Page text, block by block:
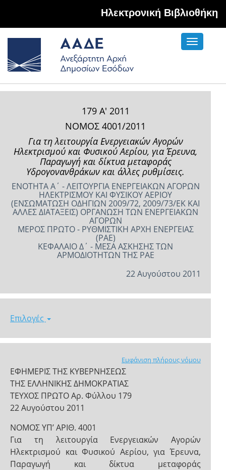
Hλεκτρονική Βιβλιοθήκη
Toggle
179 Α' 2011
ΝΟΜΟΣ 4001/2011
Για τη λειτουργία Ενεργειακών Αγορών
Ηλεκτρισμού και Φυσικού Αερίου, για Έρευνα,
Παραγωγή και δίκτυα μεταφοράς
Υδρογονανθράκων και άλλες ρυθμίσεις.
ΕΝΟΤΗΤΑ Α΄ - ΛΕΙΤΟΥΡΓΙΑ ΕΝΕΡΓΕΙΑΚΩΝ ΑΓΟΡΩΝ
ΗΛΕΚΤΡΙΣΜΟΥ ΚΑΙ ΦΥΣΙΚΟΥ ΑΕΡΙΟΥ
(ΕΝΣΩΜΑΤΩΣΗ ΟΔΗΓΙΩΝ 2009/72, 2009/73/ΕΚ ΚΑΙ
ΑΛΛΕΣ ΔΙΑΤΑΞΕΙΣ) ΟΡΓΑΝΩΣΗ ΤΩΝ ΕΝΕΡΓΕΙΑΚΩΝ
ΑΓΟΡΩΝ
ΜΕΡΟΣ ΠΡΩΤΟ - ΡΥΘΜΙΣΤΙΚΗ ΑΡΧΗ ΕΝΕΡΓΕΙΑΣ
(ΡΑΕ)
ΚΕΦΑΛΑΙΟ Δ΄ - ΜΕΣΑ ΑΣΚΗΣΗΣ ΤΩΝ
ΑΡΜΟΔΙΟΤΗΤΩΝ ΤΗΣ ΡΑΕ
22 Αυγούστου 2011
Επιλογές
Εμφάνιση πλήρους νόμου
ΕΦΗΜΕΡΙΣ ΤΗΣ ΚΥΒΕΡΝΗΣΕΩΣ
ΤΗΣ ΕΛΛΗΝΙΚΗΣ ΔΗΜΟΚΡΑΤΙΑΣ
ΤΕΥΧΟΣ ΠΡΩΤΟ Αρ. Φύλλου 179
22 Αυγούστου 2011
NOMOΣ ΥΠ’ ΑΡΙΘ. 4001
Για τη λειτουργία Ενεργειακών Αγορών
Ηλεκτρισμού και Φυσικού Αερίου, για Έρευνα,
Παραγωγή και δίκτυα μεταφοράς